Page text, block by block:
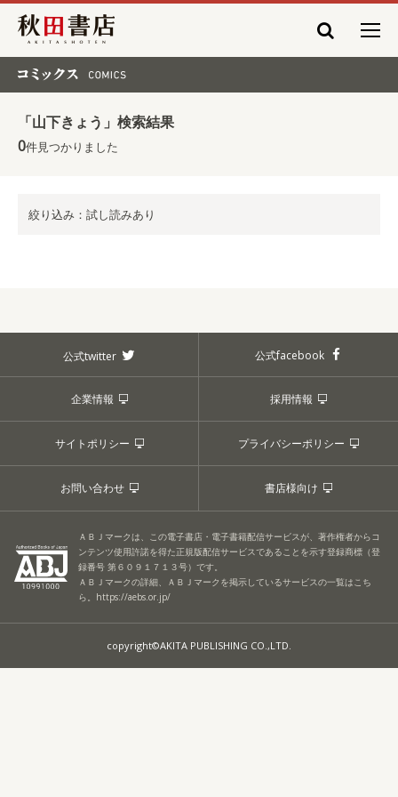
秋田書店
「山下きょう」検索結果
0件見つかりました
絞り込み：試し読みあり
公式twitter 公式facebook
企業情報 採用情報
サイトポリシー プライバシーポリシー
お問い合わせ 書店様向け
ＡＢＪマークは、この電子書店・電子書籍配信サービスが、著作権者からコ
ンテンツ使用許諾を得た正規版配信サービスであることを示す登録商標（登
録番号 第６０９１７１３号）です。
ＡＢＪマークの詳細、ＡＢＪマークを掲示しているサービスの一覧はこち
ら。 https://aebs.or.jp/
copyright©AKITA PUBLISHING CO.,LTD.